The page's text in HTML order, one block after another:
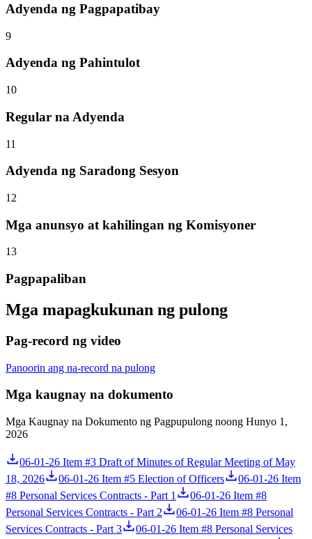
Adyenda ng Pagpapatibay
9
Adyenda ng Pahintulot
10
Regular na Adyenda
11
Adyenda ng Saradong Sesyon
12
Mga anunsyo at kahilingan ng Komisyoner
13
Pagpapaliban
Mga mapagkukunan ng pulong
Pag-record ng video
Panoorin ang na-record na pulong
Mga kaugnay na dokumento
Mga Kaugnay na Dokumento ng Pagpupulong noong Hunyo 1,
2026
06-01-26 Item #3 Draft of Minutes of Regular Meeting of May
18, 2026
06-01-26 Item #5 Election of Officers
06-01-26 Item
#8 Personal Services Contracts - Part 1
06-01-26 Item #8
Personal Services Contracts - Part 2
06-01-26 Item #8 Personal
Services Contracts - Part 3
06-01-26 Item #8 Personal Services